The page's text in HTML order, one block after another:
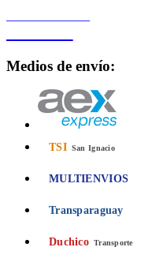
Medios de envío:
TSI San Ignacio
MULTIENVIOS
Transparaguay
Duchico Transporte